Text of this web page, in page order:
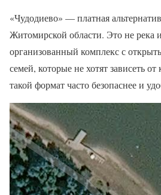
«Чудодиево» — платная
Житомирской области. Это не река
организованный комплекс с
семей, которые не хотят зависеть
такой формат часто безопаснее и